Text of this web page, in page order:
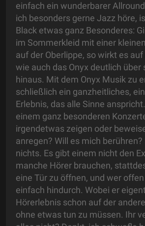
einfach ein wunderbarer
ich besonders gerne Jazz höre,
Black etwas ganz Besonderes:
im Sommerkleid mit einer
auf der Oberlippe, so wirkt es
wie auch das Onyx deutlich über
hinaus. Mit dem Onyx Musik zu
schließlich ein ganzheitliches,
Erlebnis, das alle Sinne
einem ganz besonderen
irgendetwas zeigen oder
anregen? Will es mich berühren?
nichts. Es gibt einem nicht den
manche Hörer brauchen,
eine Tür zu öffnen, und wer
einfach hindurch. Wobei er
Hörerlebnis schon auf der
ohne etwas tun zu müssen. Ihr